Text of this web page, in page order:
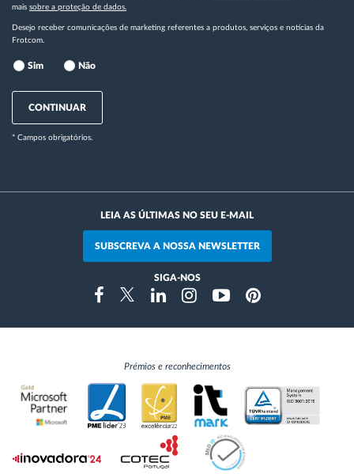
mais sobre a proteção de dados.
Desejo receber comunicações de marketing referentes a produtos, serviços e notícias da
Frotcom.
Sim Não
CONTINUAR
* Campos obrigatórios.
LEIA AS ÚLTIMAS NO SEU E-MAIL
SUBSCREVA A NOSSA NEWSLETTER
SIGA-NOS
FacebookTwitterLinkedinInstragramYoutubePinterest
Prémios e reconhecimentos